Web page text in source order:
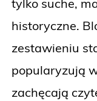
tylko suche,
historyczne.
zestawieniu
popularyzują
zachęcają